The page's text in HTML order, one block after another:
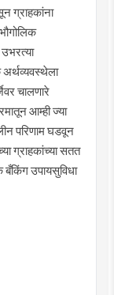
ग्राहकांना
उभरत्या
चालणारे
आम्ही ज्या
परिणाम घडवून
ग्राहकांच्या सतत
बँकिंग उपायसुविधा